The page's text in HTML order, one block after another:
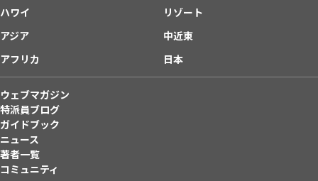
ハワイ
リゾート
アジア
中近東
アフリカ
日本
ウェブマガジン
特派員ブログ
ガイドブック
ニュース
著者一覧
コミュニティ